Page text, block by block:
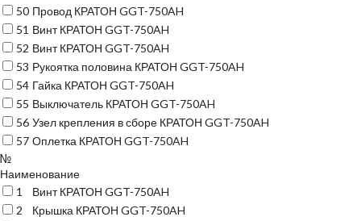
50 Провод КРАТОН GGT-750AH
51 Винт КРАТОН GGT-750AH
52 Винт КРАТОН GGT-750AH
53 Рукоятка половина КРАТОН GGT-750AH
54 Гайка КРАТОН GGT-750AH
55 Выключатель КРАТОН GGT-750AH
56 Узел крепления в сборе КРАТОН GGT-750AH
57 Оплетка КРАТОН GGT-750AH
№
Наименование
1
Винт КРАТОН GGT-750AH
2
Крышка КРАТОН GGT-750AH